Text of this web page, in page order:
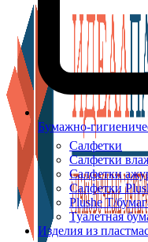
Бумажно-
Салфетки
Салфетки
Салфетки
Салфетки
Plushe Т/
Туалетная
Изделия из